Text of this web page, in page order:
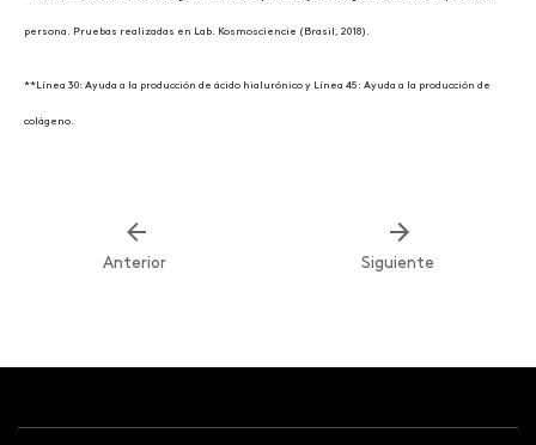
persona. Pruebas realizadas en Lab. Kosmosciencie (Brasil, 2018).
**Línea 30: Ayuda a la producción de ácido hialurónico y Línea 45: Ayuda a la producción de
colágeno.
Anterior Siguiente